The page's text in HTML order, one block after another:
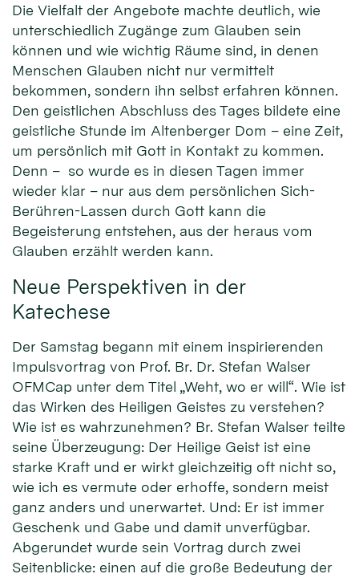
Die Vielfalt der Angebote machte deutlich, wie
unterschiedlich Zugänge zum Glauben sein
können und wie wichtig Räume sind, in denen
Menschen Glauben nicht nur vermittelt
bekommen, sondern ihn selbst erfahren können.
Den geistlichen Abschluss des Tages bildete eine
geistliche Stunde im Altenberger Dom – eine Zeit,
um persönlich mit Gott in Kontakt zu kommen.
Denn – so wurde es in diesen Tagen immer
wieder klar – nur aus dem persönlichen Sich-
Berühren-Lassen durch Gott kann die
Begeisterung entstehen, aus der heraus vom
Glauben erzählt werden kann.
Neue Perspektiven in der
Katechese
Der Samstag begann mit einem inspirierenden
Impulsvortrag von Prof. Br. Dr. Stefan Walser
OFMCap unter dem Titel „Weht, wo er will“. Wie ist
das Wirken des Heiligen Geistes zu verstehen?
Wie ist es wahrzunehmen? Br. Stefan Walser teilte
seine Überzeugung: Der Heilige Geist ist eine
starke Kraft und er wirkt gleichzeitig oft nicht so,
wie ich es vermute oder erhoffe, sondern meist
ganz anders und unerwartet. Und: Er ist immer
Geschenk und Gabe und damit unverfügbar.
Abgerundet wurde sein Vortrag durch zwei
Seitenblicke: einen auf die große Bedeutung der